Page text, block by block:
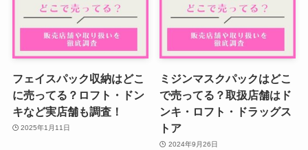
フェイスパック収納はどこ
に売ってる？ロフト・ドン
キなど実店舗も調査！
2025年1月11日
ミジンマスクパックはどこ
で売ってる？取扱店舗はド
ンキ・ロフト・ドラッグス
トア
2024年9月26日